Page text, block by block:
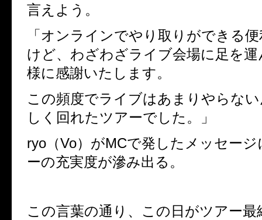
言えよう。
「オンラインでやり取りができる
けど、わざわざライブ会場に足を
様に感謝いたします。
この頻度でライブはあまりやらな
しく回れたツアーでした。」
ryo（Vo）がMCで発したメッセー
ーの充実度が滲み出る。
この言葉の通り、この日がツアー